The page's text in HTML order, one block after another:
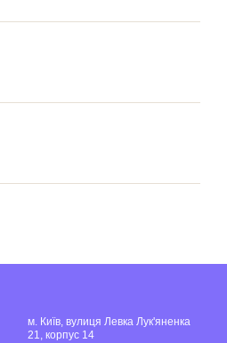
м. Київ, вулиця Левка Лук'яненка
21, корпус 14